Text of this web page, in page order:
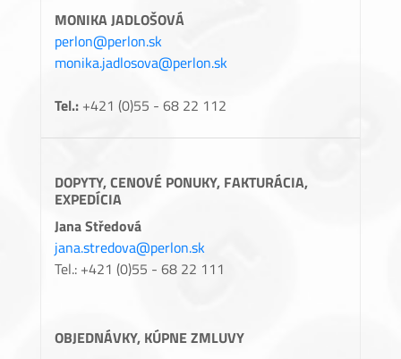
MONIKA JADLOŠOVÁ
perlon@perlon.sk
monika.jadlosova@perlon.sk
Tel.: +421 (0)55 - 68 22 112
DOPYTY, CENOVÉ PONUKY, FAKTURÁCIA,
EXPEDÍCIA
Jana Středová
jana.stredova@perlon.sk
Tel.: +421 (0)55 - 68 22 111
OBJEDNÁVKY, KÚPNE ZMLUVY